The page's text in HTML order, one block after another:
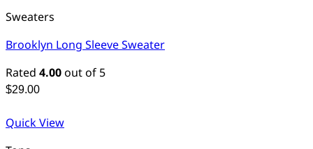
Sweaters
Brooklyn Long Sleeve Sweater
Rated 4.00out of 5
$29.00
Quick View